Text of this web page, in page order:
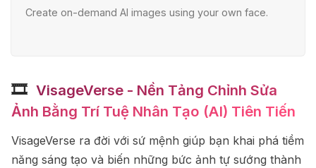
Create on-demand AI images using your own face.
🎞 ️ VisageVerse - Nền Tảng Chỉnh Sửa
Ảnh Bằng Trí Tuệ Nhân Tạo (AI) Tiên Tiến
VisageVerse ra đời với sứ mệnh giúp bạn khai phá tiềm
năng sáng tạo và biến những bức ảnh tự sướng thành